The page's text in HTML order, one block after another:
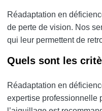
Réadaptation en
de perte de vision. Nos
qui leur permettent de
Quels sont les
Réadaptation en
expertise professionnelle